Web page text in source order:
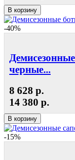
В корзину
-40%
черные...
8 628 р.
14 380 р.
В корзину
-15%